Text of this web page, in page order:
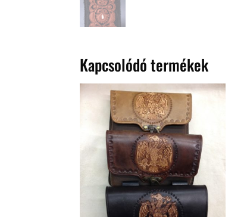
Kapcsolódó termékek